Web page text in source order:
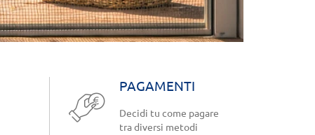
PAGAMENTI
Decidi tu come pagare
tra diversi metodi